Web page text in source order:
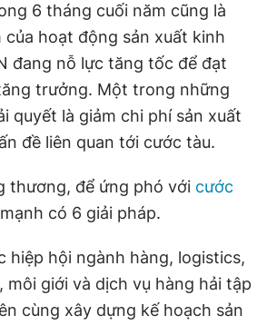
6 tháng cuối năm cũng là
của hoạt động sản xuất kinh
đang nỗ lực tăng tốc để đạt
trưởng. Một trong những
quyết là giảm chi phí sản xuất
đề liên quan tới cước tàu.
thương, để ứng phó với cước
có 6 giải pháp.
hiệp hội ngành hàng, logistics,
môi giới và dịch vụ hàng hải tập
cùng xây dựng kế hoạch sản